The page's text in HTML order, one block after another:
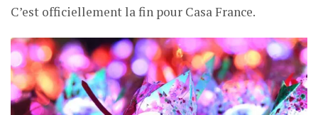
C’est officiellement la fin pour Casa France.